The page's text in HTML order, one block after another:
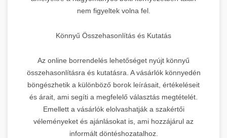
nem figyeltek volna fel.
Könnyű Összehasonlítás és Kutatás
Az online borrendelés lehetőséget nyújt könnyű
összehasonlításra és kutatásra. A vásárlók könnyedén
böngészhetik a különböző borok leírásait, értékeléseit
és árait, ami segíti a megfelelő választás megtételét.
Emellett a vásárlók elolvashatják a szakértői
véleményeket és ajánlásokat is, ami hozzájárul az
informált döntéshozatalhoz.